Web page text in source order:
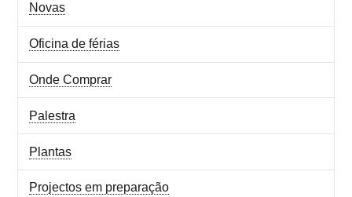
Novas
Oficina de férias
Onde Comprar
Palestra
Plantas
Projectos em preparação